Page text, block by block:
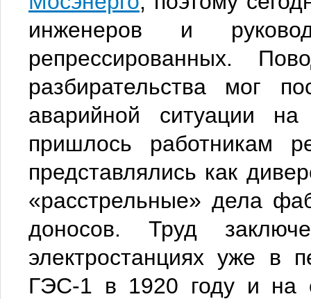
инженеров и
репрессированных.
разбирательства мог
аварийной ситуации
пришлось работникам
представлялись как
«расстрельные» дела
доносов. Труд
электростанциях уже в
ГЭС-1 в 1920 году и на